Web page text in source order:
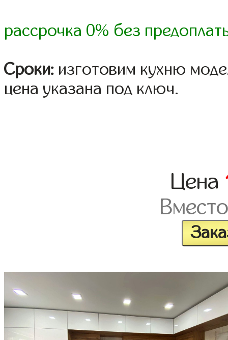
рассрочка 0% без
Сроки: изготовим кухню
цена указана под ключ.
Цена